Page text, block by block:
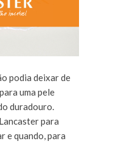
podia deixar de
uma pele
duradouro.
para
e quando, para